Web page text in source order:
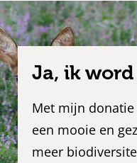
Ja, ik
Met mijn
een mooie en
meer